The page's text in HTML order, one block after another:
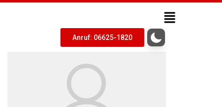
Anruf: 06625-1820